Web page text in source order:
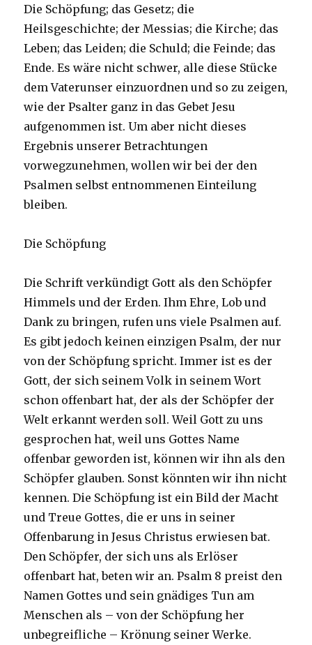
Die Schöpfung; das Gesetz; die
Heilsgeschichte; der Messias; die Kirche; das
Leben; das Leiden; die Schuld; die Feinde; das
Ende. Es wäre nicht schwer, alle diese Stücke
dem Vaterunser einzuordnen und so zu zeigen,
wie der Psalter ganz in das Gebet Jesu
aufgenommen ist. Um aber nicht dieses
Ergebnis unserer Betrachtungen
vorwegzunehmen, wollen wir bei der den
Psalmen selbst entnommenen Einteilung
bleiben.
Die Schöpfung
Die Schrift verkündigt Gott als den Schöpfer
Himmels und der Erden. Ihm Ehre, Lob und
Dank zu bringen, rufen uns viele Psalmen auf.
Es gibt jedoch keinen einzigen Psalm, der nur
von der Schöpfung spricht. Immer ist es der
Gott, der sich seinem Volk in seinem Wort
schon offenbart hat, der als der Schöpfer der
Welt erkannt werden soll. Weil Gott zu uns
gesprochen hat, weil uns Gottes Name
offenbar geworden ist, können wir ihn als den
Schöpfer glauben. Sonst könnten wir ihn nicht
kennen. Die Schöpfung ist ein Bild der Macht
und Treue Gottes, die er uns in seiner
Offenbarung in Jesus Christus erwiesen bat.
Den Schöpfer, der sich uns als Erlöser
offenbart hat, beten wir an. Psalm 8 preist den
Namen Gottes und sein gnädiges Tun am
Menschen als – von der Schöpfung her
unbegreifliche – Krönung seiner Werke.